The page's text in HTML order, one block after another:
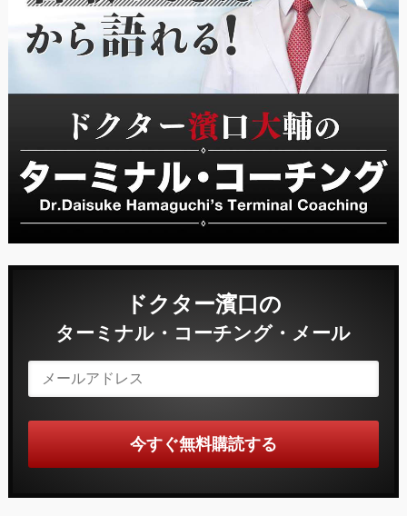
ドクター濱口の
ターミナル・コーチング・メール